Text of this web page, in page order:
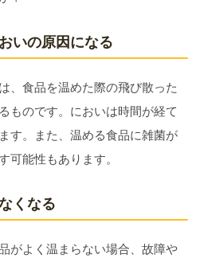
いの原因になる
、食品を温めた際の飛び散った
ものです。においは時間が経て
す。また、温める食品に雑菌が
可能性もあります。
くなる
がよく温まらない場合、故障や